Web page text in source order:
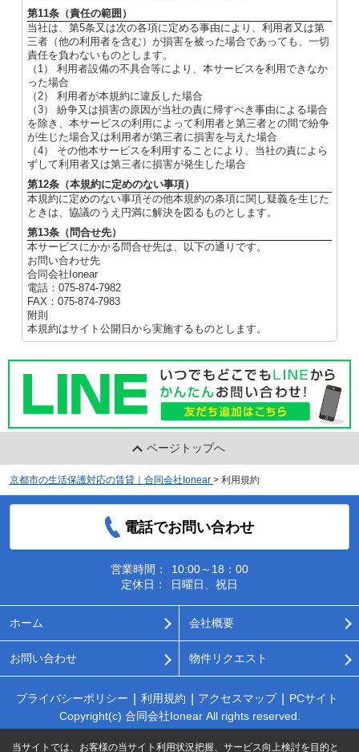
第11条（責任の範囲）
当社は、第5条又は次の各項に定める事由により、利用者又は第
三者（他の利用者を含む）が損害を被った場合であっても、一切
責任を負わないものとします。
（1） 利用者設備の不具合等により、本サービスを利用できなか
った場合
（2） 利用者が本規約に違反した場合
（3） 紛争又は損害の原因が当社の責に帰すべき事由による場合
を除き、本サービスの利用によって利用者と第三者との間で紛争
が生じた場合又は利用者が第三者に損害を与えた場合
（4） その他本サービスを利用することにより、当社の責によら
ずして利用者又は第三者に損害が発生した場合
第12条（本規約に定めのない事項）
本規約に定めのない事項その他本規約の条項に関し疑義を生じた
ときは、協議のうえ円満に解決を図るものとします。
第13条（問合せ先）
本サービスにかかる問合せ先は、以下の通りです。
お問い合わせ先
合同会社Ionear
電話：075-874-7982
FAX：075-874-7983
附則
本規約はサイト公開日から実施するものとします。
ページトップへ
京都市の生活保護対応の賃貸｜合同会社Ionear > 利用規約
電話でお問い合わせ
営業時間：
10:00～18：00
定休日：
日曜日、祝日
ホーム 会社概要
お問い合わせ 物件リクエスト
プライバシーポリシー 利用規約 アクセスマップ
PCサイト
Copyright(c) 合同会社Ionear All rights reserved.
当サイトでは、お客様の当サイト利用状況把握、サービス向上検討を目的と